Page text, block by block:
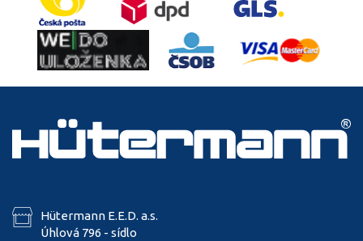
Hütermann E.E.D. a.s.
Úhlová 796 - sídlo